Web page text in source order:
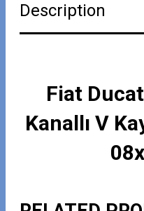
Description
Fiat
Kanallı V